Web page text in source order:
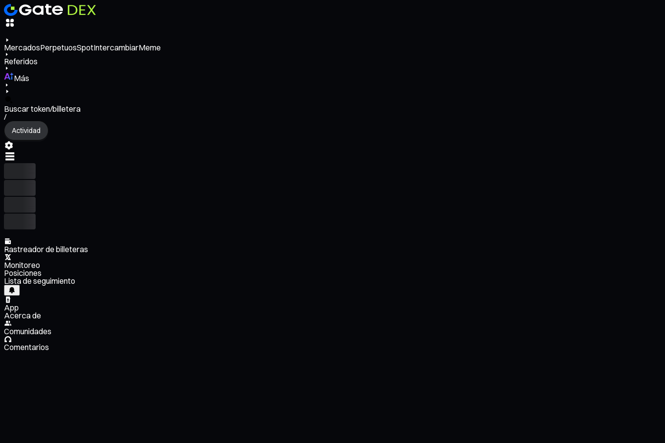
MercadosPerpetuosSpotIntercambiarMeme
Referidos
Más
Buscar token/billetera
/
Actividad
Rastreador de billeteras
Monitoreo
Posiciones
Lista de seguimiento
App
Acerca de
Comunidades
Comentarios